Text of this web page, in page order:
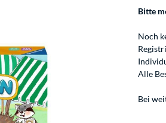
Bitte
Noch
Alle
Bei